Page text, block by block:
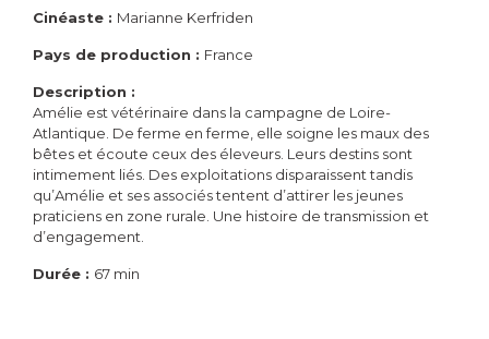
Cinéaste : Marianne Kerfriden
Pays de production : France
Description :
Amélie est vétérinaire dans la campagne de Loire-
Atlantique. De ferme en ferme, elle soigne les maux des
bêtes et écoute ceux des éleveurs. Leurs destins sont
intimement liés. Des exploitations disparaissent tandis
qu’Amélie et ses associés tentent d’attirer les jeunes
praticiens en zone rurale. Une histoire de transmission et
d’engagement.
Durée : 67 min